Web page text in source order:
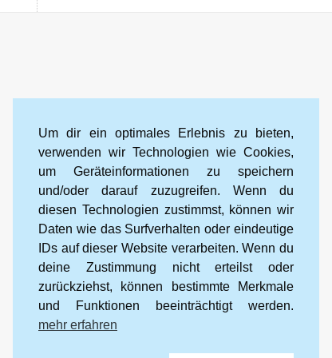
Um dir ein optimales Erlebnis zu bieten,
verwenden wir Technologien wie Cookies,
um Geräteinformationen zu speichern
und/oder darauf zuzugreifen. Wenn du
diesen Technologien zustimmst, können wir
Daten wie das Surfverhalten oder eindeutige
IDs auf dieser Website verarbeiten. Wenn du
deine Zustimmung nicht erteilst oder
zurückziehst, können bestimmte Merkmale
und Funktionen beeinträchtigt werden.
mehr erfahren